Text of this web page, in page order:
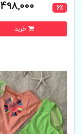
6٪ 498,000